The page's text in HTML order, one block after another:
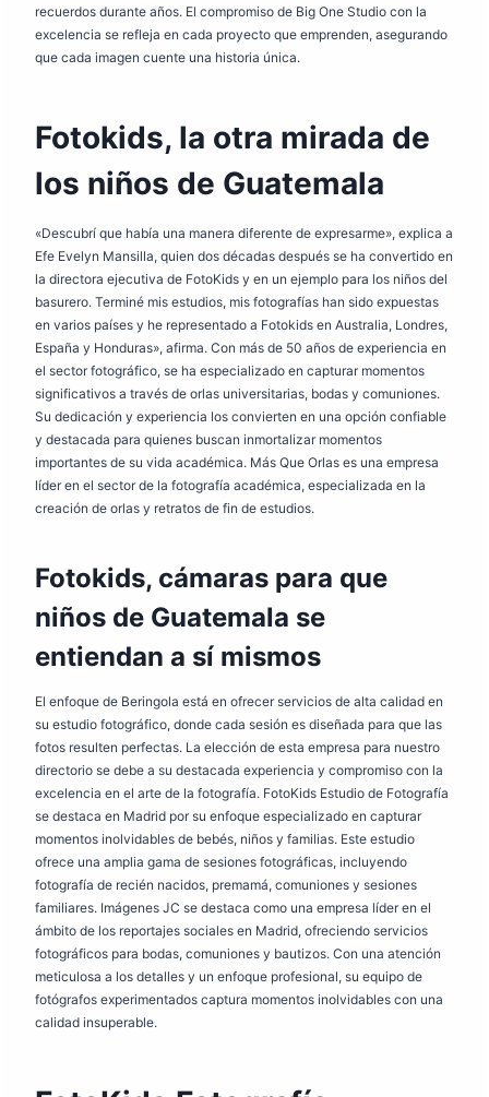
recuerdos durante años. El compromiso de Big One Studio con la
excelencia se refleja en cada proyecto que emprenden, asegurando
que cada imagen cuente una historia única.
Fotokids, la otra mirada de
los niños de Guatemala
«Descubrí que había una manera diferente de expresarme», explica a
Efe Evelyn Mansilla, quien dos décadas después se ha convertido en
la directora ejecutiva de FotoKids y en un ejemplo para los niños del
basurero. Terminé mis estudios, mis fotografías han sido expuestas
en varios países y he representado a Fotokids en Australia, Londres,
España y Honduras», afirma. Con más de 50 años de experiencia en
el sector fotográfico, se ha especializado en capturar momentos
significativos a través de orlas universitarias, bodas y comuniones.
Su dedicación y experiencia los convierten en una opción confiable
y destacada para quienes buscan inmortalizar momentos
importantes de su vida académica. Más Que Orlas es una empresa
líder en el sector de la fotografía académica, especializada en la
creación de orlas y retratos de fin de estudios.
Fotokids, cámaras para que
niños de Guatemala se
entiendan a sí mismos
El enfoque de Beringola está en ofrecer servicios de alta calidad en
su estudio fotográfico, donde cada sesión es diseñada para que las
fotos resulten perfectas. La elección de esta empresa para nuestro
directorio se debe a su destacada experiencia y compromiso con la
excelencia en el arte de la fotografía. FotoKids Estudio de Fotografía
se destaca en Madrid por su enfoque especializado en capturar
momentos inolvidables de bebés, niños y familias. Este estudio
ofrece una amplia gama de sesiones fotográficas, incluyendo
fotografía de recién nacidos, premamá, comuniones y sesiones
familiares. Imágenes JC se destaca como una empresa líder en el
ámbito de los reportajes sociales en Madrid, ofreciendo servicios
fotográficos para bodas, comuniones y bautizos. Con una atención
meticulosa a los detalles y un enfoque profesional, su equipo de
fotógrafos experimentados captura momentos inolvidables con una
calidad insuperable.